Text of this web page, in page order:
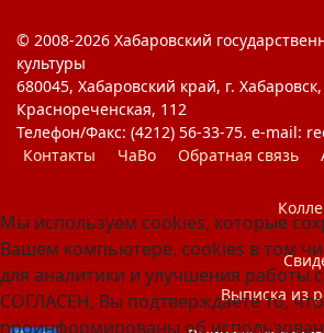
© 2008-2026 Хабаровский
культуры
680045, Хабаровский край, г. Хабаровск,
Краснореченская, 112
Телефон/Факс: (4212) 56-33-75. e-mail:
Контакты
ЧаВо Обратная связь
Выписка из
Мы используем cookies, которые
Вашем компьютере, cookies в том
для аналитики и улучшения работы
СОГЛАСЕН, Вы подтверждаете то,
проинформированы об